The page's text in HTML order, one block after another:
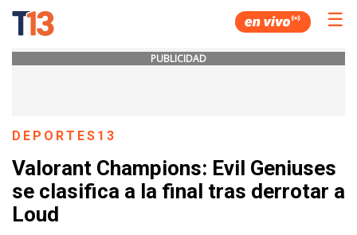
☰
PUBLICIDAD
DEPORTES13
Valorant Champions: Evil Geniuses
se clasifica a la final tras derrotar a
Loud